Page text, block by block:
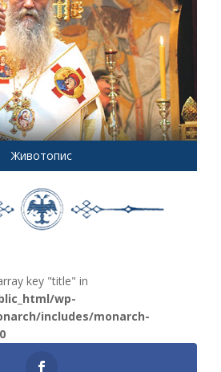
Животопис
key "title" in
wp-
includes/monarch-